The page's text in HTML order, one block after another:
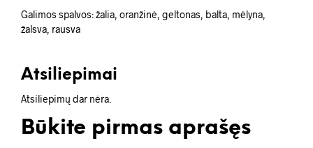
Galimos spalvos: žalia, oranžinė, geltonas, balta, mėlyna,
žalsva, rausva
Atsiliepimai
Atsiliepimų dar nėra.
Būkite pirmas aprašęs